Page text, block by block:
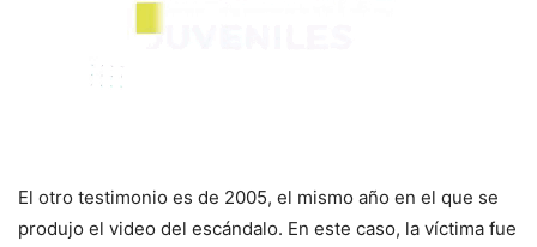
El otro testimonio es de 2005, el mismo año en el que se
produjo el video del escándalo. En este caso, la víctima fue